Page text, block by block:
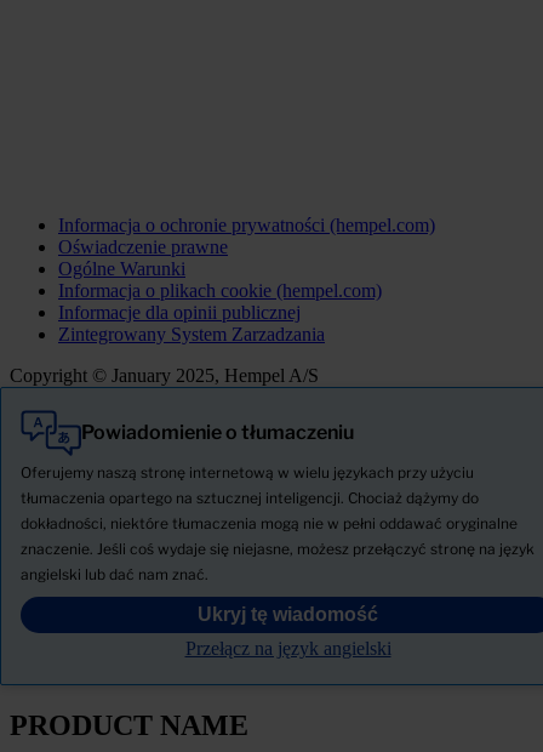
Informacja o ochronie prywatności (hempel.com)
Oświadczenie prawne
Ogólne Warunki
Informacja o plikach cookie (hempel.com)
Informacje dla opinii publicznej
Zintegrowany System Zarzadzania
Copyright © January 2025, Hempel A/S
Powiadomienie o tłumaczeniu
Oferujemy naszą stronę internetową w wielu językach przy użyciu
tłumaczenia opartego na sztucznej inteligencji. Chociaż dążymy do
dokładności, niektóre tłumaczenia mogą nie w pełni oddawać oryginalne
znaczenie. Jeśli coś wydaje się niejasne, możesz przełączyć stronę na język
angielski lub dać nam znać.
Ukryj tę wiadomość
Przełącz na język angielski
Wszystkie
Produkty
AKTUALNOŚCI
Pobierz Kartę charakterystyki
PRODUCT NAME
FILTRY
PRODUCT NAME